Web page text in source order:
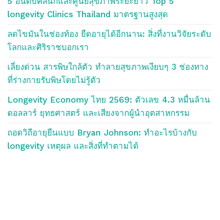
longevity Clinics Thailand มาตรฐานสูงสุด
ลดไขมันในช่องท้อง ยืดอายุได้อีกนาน: สิ่งที่งานวิจัยระดับ
โลกและศิริราชบอกเรา
เลี่ยงด่วน สารพิษใกล้ตัว ทำลายสุขภาพเงียบๆ 3 ช่องทาง
ที่ร่างกายรับพิษโดยไม่รู้ตัว
Longevity Economy ไทย 2569: ตัวเลข 4.3 หมื่นล้าน
ดอลลาร์ ยุทธศาสตร์ และเสียงจากผู้นำอุตสาหกรรม
ถอดวิถีอายุยืนแบบ Bryan Johnson: ทำอะไรบ้างกับ
longevity เหตุผล และสิ่งที่ทำตามได้